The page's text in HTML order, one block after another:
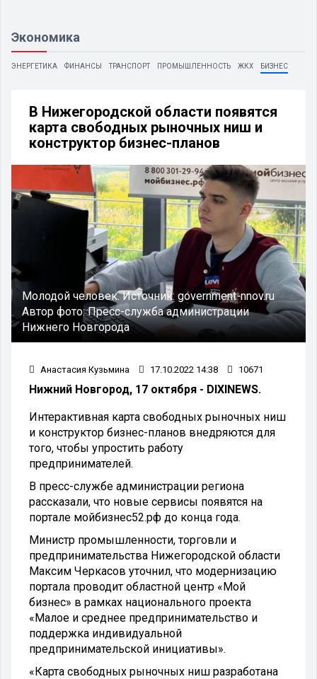
Экономика
ЭНЕРГЕТИКА ФИНАНСЫ ТРАНСПОРТ ПРОМЫШЛЕННОСТЬ ЖКХ БИЗНЕС
В Нижегородской области появятся
карта свободных рыночных ниш и
конструктор бизнес-планов
Молодой человек.Источник: government-nnov.ru
Автор фото:Пресс-служба администрации
Нижнего Новгорода
Анастасия Кузьмина 17.10.2022 14:38 10671
Нижний Новгород, 17 октября - DIXINEWS.
Интерактивная карта свободных рыночных ниш
и конструктор бизнес-планов внедряются для
того, чтобы упростить работу
предпринимателей.
В пресс-службе администрации региона
рассказали, что новые сервисы появятся на
портале мойбизнес52.рф до конца года.
Министр промышленности, торговли и
предпринимательства Нижегородской области
Максим Черкасов уточнил, что модернизацию
портала проводит областной центр «Мой
бизнес» в рамках национального проекта
«Малое и среднее предпринимательство и
поддержка индивидуальной
предпринимательской инициативы».
«Карта свободных рыночных ниш разработана